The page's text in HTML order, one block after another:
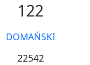
122
DOMAŃSKI
22542